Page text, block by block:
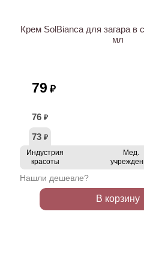
Крем SolBianca для загара в
мл
79 ₽
76 ₽
73 ₽
Индустрия
красоты
Мед.
Нашли дешевле?
В корзину